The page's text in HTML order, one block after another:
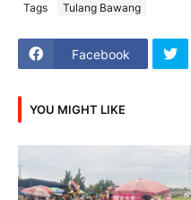
Tags Tulang Bawang
Facebook
YOU MIGHT LIKE